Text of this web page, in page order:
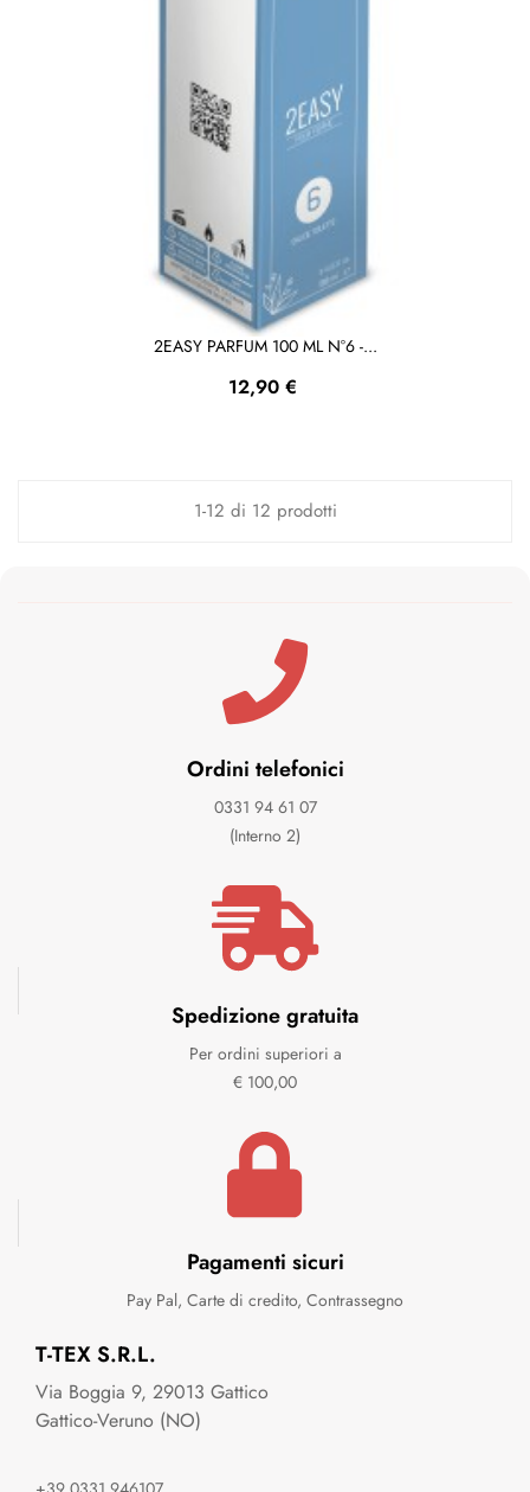
2EASY PARFUM 100 ML N°6 -...
Prezzo
12,90 €
1-12 di 12 prodotti
Ordini telefonici
0331 94 61 07
(Interno 2)
Spedizione gratuita
Per ordini superiori a
€ 100,00
Pagamenti sicuri
Pay Pal, Carte di credito, Contrassegno
T-TEX S.R.L.
Via Boggia 9, 29013 Gattico
Gattico-Veruno (NO)